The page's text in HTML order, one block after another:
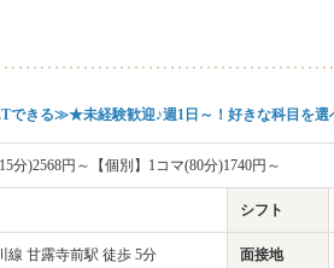
できる≫★未経験歓迎♪週1日～！好きな科目を選
分)2568円～【個別】1コマ(80分)1740円～
シフト
線 甘露寺前駅 徒歩 5分 面接地